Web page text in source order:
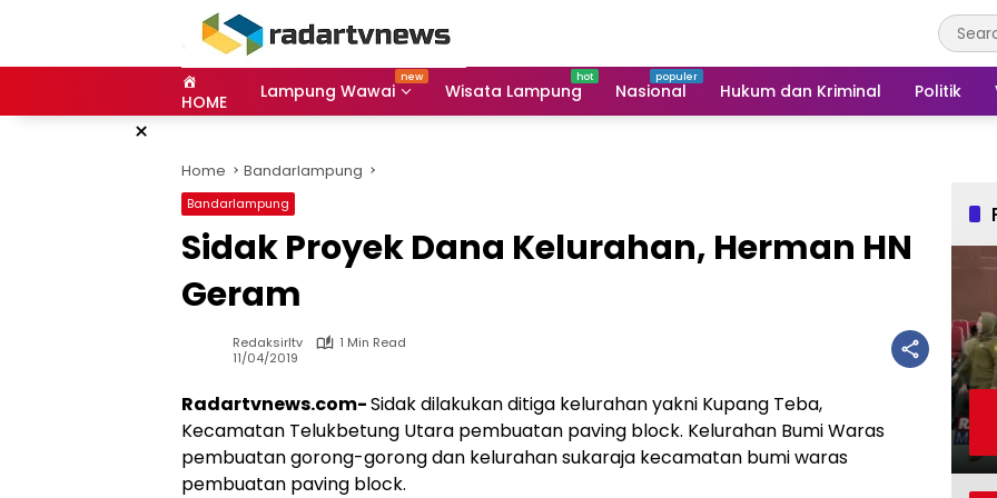
HOME Lampung Wawai Wisata Lampung Nasional Hukum dan Kriminal Politik
×
Home Bandarlampung
Bandarlampung
Sidak Proyek Dana Kelurahan, Herman HN
Geram
Redaksirltv
1 Min Read
11/04/2019
Radartvnews.com-Sidak dilakukan ditiga kelurahan yakni Kupang Teba,
Kecamatan Telukbetung Utara pembuatan paving block. Kelurahan Bumi Waras
pembuatan gorong-gorong dan kelurahan sukaraja kecamatan bumi waras
pembuatan paving block.